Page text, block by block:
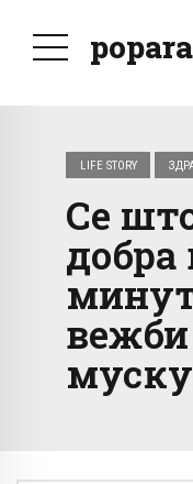
LIFE STORY
Се
добра
вежби